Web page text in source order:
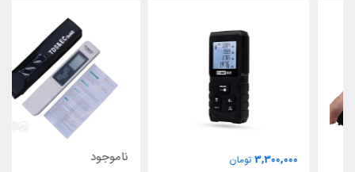
3,300,000 تومان
ناموجود